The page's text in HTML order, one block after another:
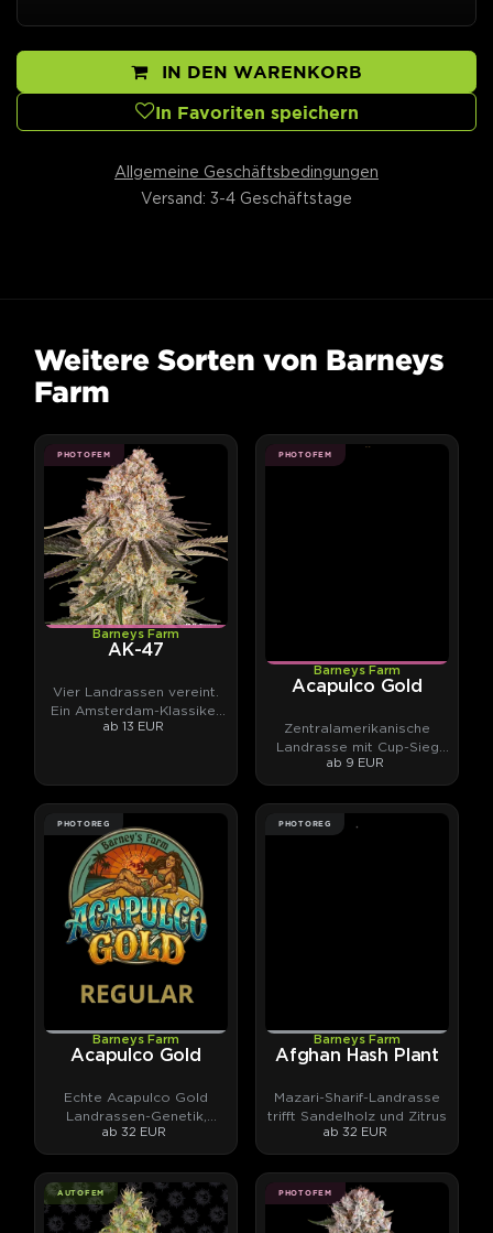
IN DEN WARENKORB
In Favoriten speichern
Allgemeine Geschäftsbedingungen
Versand: 3-4 Geschäftstage
Weitere Sorten von Barneys
Farm
PHOTOFEM
Barneys Farm
AK-47
Vier Landrassen vereint.
Ein Amsterdam-Klassiker
mit 26 % THC-Potential.
ab 13 EUR
PHOTOFEM
Barneys Farm
Acapulco Gold
Zentralamerikanische
Landrasse mit Cup-Sieg
und Fruchtcocktail-Aroma
ab 9 EUR
PHOTOREG
Barneys Farm
Acapulco Gold
Echte Acapulco Gold
Landrassen-Genetik,
stabilisiert.
ab 32 EUR
PHOTOREG
Barneys Farm
Afghan Hash Plant
Mazari-Sharif-Landrasse
trifft Sandelholz und Zitrus
ab 32 EUR
AUTOFEM PHOTOFEM